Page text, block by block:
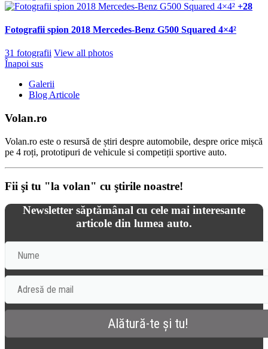
+28
Fotografii spion 2018 Mercedes-Benz G500 Squared 4×4²
31 fotografii View all photos
Înapoi sus
Galerii
Blog Articole
Volan.ro
Volan.ro este o resursă de știri despre automobile, despre orice mișcă
pe 4 roți, prototipuri de vehicule si competiții sportive auto.
Fii şi tu "la volan" cu ştirile noastre!
Newsletter săptămânal cu cele mai interesante
articole din lumea auto.